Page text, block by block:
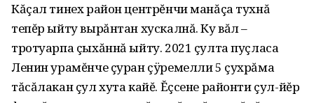
Кăçал тинех район центрĕнчи манăçа тухнă
тепĕр ыйту вырăнтан хускалнă. Ку вăл –
тротуарпа çыхăннă ыйту. 2021 çулта пуçласа
Ленин урамĕнче çуран çÿремелли 5 çухрăма
тăсăлакан çул хута кайĕ. Ĕçсене районти çул-йĕр